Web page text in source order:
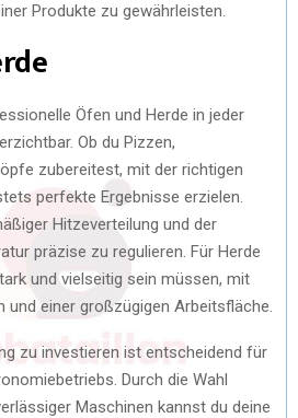
Produkte zu gewährleisten.
Öfen und Herde in jeder
Ob du Pizzen,
zubereitest, mit der richtigen
perfekte Ergebnisse erzielen.
Hitzeverteilung und der
präzise zu regulieren. Für Herde
und vielseitig sein müssen, mit
und einer großzügigen Arbeitsfläche.
zu investieren ist entscheidend für
Durch die Wahl
Maschinen kannst du deine